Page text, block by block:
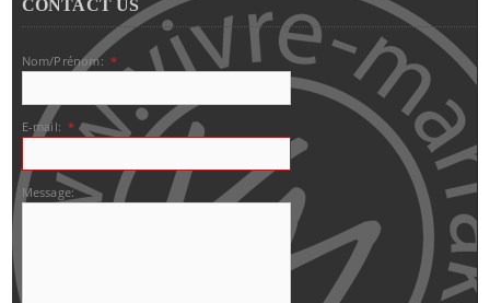
CONTACT US
Nom/Prénom: *
E-mail: *
Message: